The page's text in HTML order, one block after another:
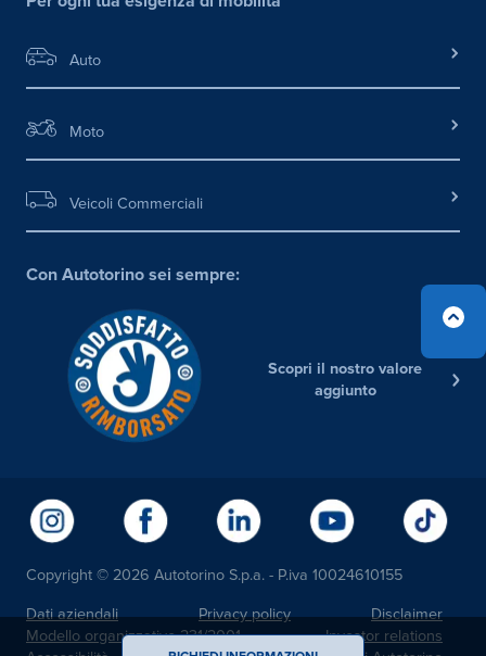
Auto
Moto
Veicoli Commerciali
Con Autotorino sei sempre:
Scopri il nostro valore
aggiunto
Copyright © 2026 Autotorino S.p.a. - P.iva 10024610155
Dati aziendali Privacy policy
Disclaimer
Modello organizzativo 231/2001
Investor relations